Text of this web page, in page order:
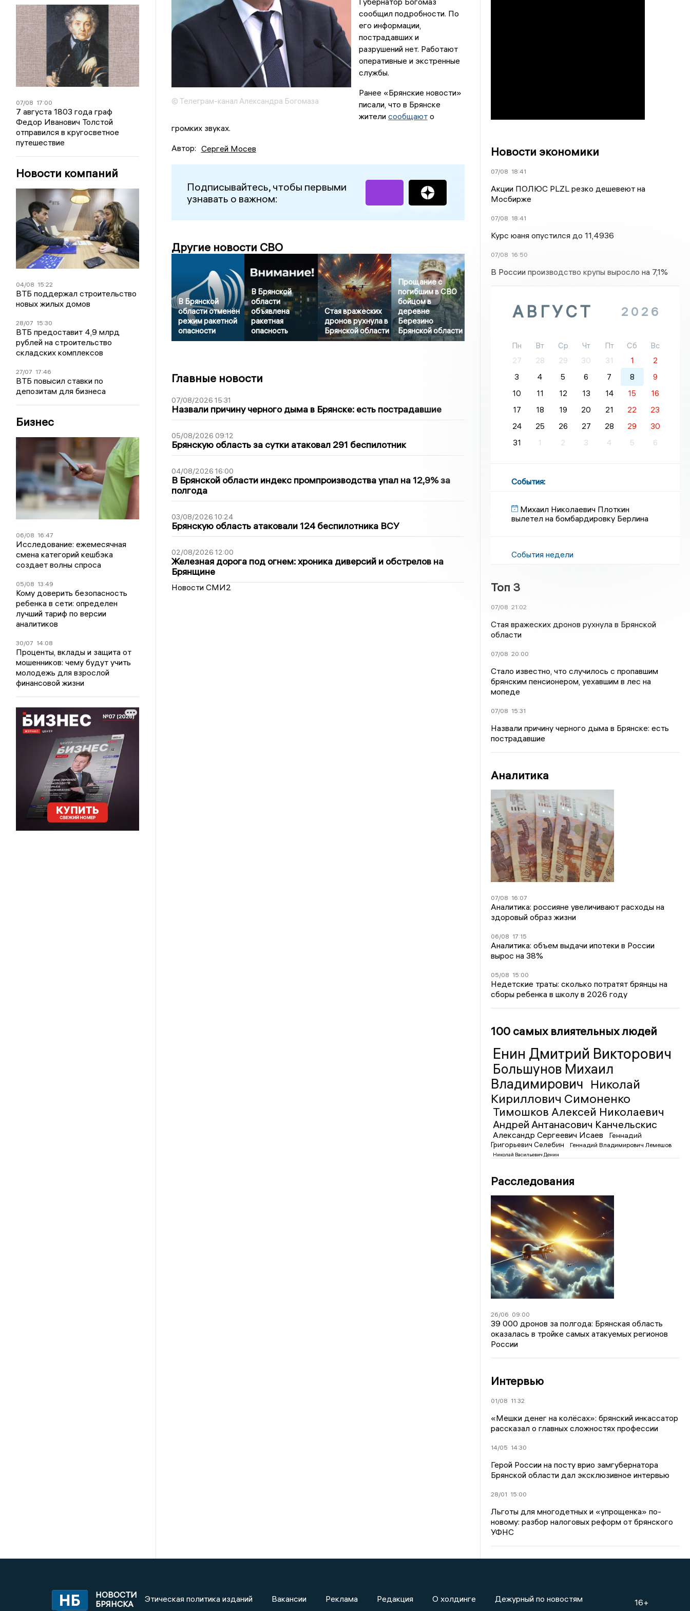
07/08 17:00
7 августа 1803 года граф
Федор Иванович Толстой
отправился в кругосветное
путешествие
Новости компаний
04/08 15:22
ВТБ поддержал строительство
новых жилых домов
28/07 15:30
ВТБ предоставит 4,9 млрд
рублей на строительство
складских комплексов
27/07 17:46
ВТБ повысил ставки по
депозитам для бизнеса
Бизнес
06/08 16:47
Исследование: ежемесячная
смена категорий кешбэка
создает волны спроса
05/08 13:49
Кому доверить безопасность
ребенка в сети: определен
лучший тариф по версии
аналитиков
30/07 14:08
Проценты, вклады и защита от
мошенников: чему будут учить
молодежь для взрослой
финансовой жизни
© Телеграм-канал Александра Богомаза
сообщил подробности. По
его информации,
пострадавших и
разрушений нет. Работают
оперативные и экстренные
службы.
Ранее «Брянские новости»
писали, что в Брянске
жители сообщаюто
громких звуках.
Автор: Сергей Мосев
Подписывайтесь, чтобы первыми
узнавать о важном:
Другие новости СВО
В Брянской
области отменён
режим ракетной
опасности
В Брянской
области
объявлена
ракетная
опасность
Стая вражеских
дронов рухнула в
Брянской области
Прощание с
погибшим в СВО
бойцом в
деревне
Березино
Брянской области
Главные новости
07/08/2026 15:31
Назвали причину черного дыма в Брянске: есть пострадавшие
05/08/2026 09:12
Брянскую область за сутки атаковал 291 беспилотник
04/08/2026 16:00
В Брянской области индекс промпроизводства упал на 12,9% за
полгода
03/08/2026 10:24
Брянскую область атаковали 124 беспилотника ВСУ
02/08/2026 12:00
Железная дорога под огнем: хроника диверсий и обстрелов на
Брянщине
Новости СМИ2
Новости экономики
07/08 18:41
Акции ПОЛЮС PLZL резко дешевеют на
Мосбирже
07/08 18:41
Курс юаня опустился до 11,4936
07/08 16:50
В России производство крупы выросло на 7,1%
АВГУСТ 2026
Пн Вт Ср Чт Пт Сб
Вс
27
28 29 30 31 1
2
3
4 5 6 7 8
9
10
11 12 13 14 15
16
17
18 19 20 21 22
23
24
25 26 27 28 29
30
31
1 2 3 4 5 6
События:
Михаил Николаевич Плоткин
вылетел на бомбардировку Берлина
События недели
Топ 3
07/08 21:02
Стая вражеских дронов рухнула в Брянской
области
07/08 20:00
Стало известно, что случилось с пропавшим
брянским пенсионером, уехавшим в лес на
мопеде
07/08 15:31
Назвали причину черного дыма в Брянске: есть
пострадавшие
Аналитика
07/08 16:07
Аналитика: россияне увеличивают расходы на
здоровый образ жизни
06/08 17:15
Аналитика: объем выдачи ипотеки в России
вырос на 38%
05/08 15:00
Недетские траты: сколько потратят брянцы на
сборы ребенка в школу в 2026 году
100 самых влиятельных людей
Енин Дмитрий Викторович
Большунов Михаил
Владимирович Николай
Кириллович Симоненко
Тимошков Алексей Николаевич
Андрей Антанасович Канчельскис
Александр Сергеевич Исаев
Геннадий
Григорьевич Селебин
Геннадий Владимирович Лемешов
Николай Васильевич Денин
Расследования
26/06 09:00
39 000 дронов за полгода: Брянская область
оказалась в тройке самых атакуемых регионов
России
Интервью
01/08 11:32
«Мешки денег на колёсах»: брянский инкассатор
рассказал о главных сложностях профессии
14/05 14:30
Герой России на посту врио замгубернатора
Брянской области дал эксклюзивное интервью
28/01 15:00
Льготы для многодетных и «упрощенка» по-
новому: разбор налоговых реформ от брянского
УФНС
НОВОСТИ
БРЯНСКА
Этическая политика изданий Вакансии Реклама Редакция О холдинге Дежурный по новостям 16+